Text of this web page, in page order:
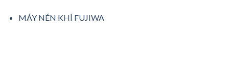
MÁY NÉN KHÍ FUJIWA